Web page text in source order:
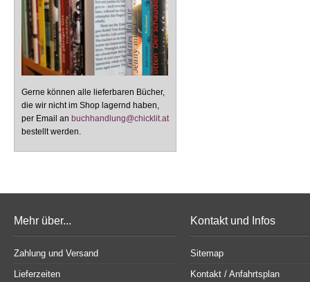
Gerne können alle lieferbaren Bücher,
die wir nicht im Shop lagernd haben,
per Email an buchhandlung@chicklit.at
bestellt werden.
Mehr über...
Zahlung und Versand
Lieferzeiten
Kontakt und Infos
Sitemap
Kontakt / Anfahrtsplan